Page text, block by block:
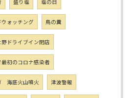
盛り塩 塩の日
ウォッチング 鳥の糞
ドライブイン閉店
最初のコロナ感染者
海底火山噴火 津波警報